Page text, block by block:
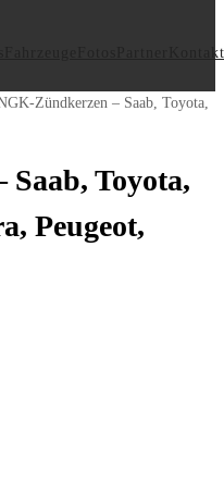
Kontakt
Zündkerzen – Saab, Toyota,
Toyota,
Peugeot,